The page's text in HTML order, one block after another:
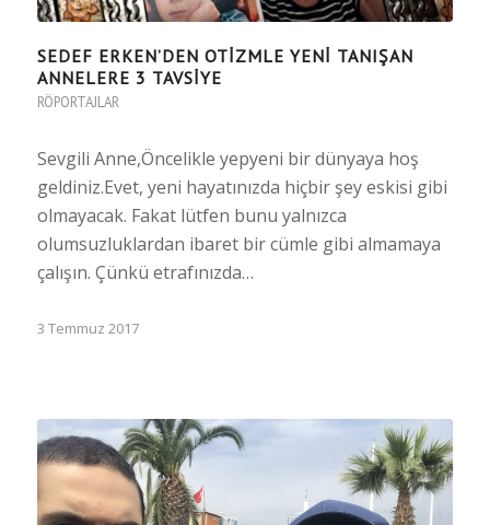
SEDEF ERKEN’DEN OTIZMLE YENI TANIŞAN
ANNELERE 3 TAVSIYE
RÖPORTAJLAR
Sevgili Anne,Öncelikle yepyeni bir dünyaya hoş
geldiniz.Evet, yeni hayatınızda hiçbir şey eskisi gibi
olmayacak. Fakat lütfen bunu yalnızca
olumsuzluklardan ibaret bir cümle gibi almamaya
çalışın. Çünkü etrafınızda…
3 Temmuz 2017